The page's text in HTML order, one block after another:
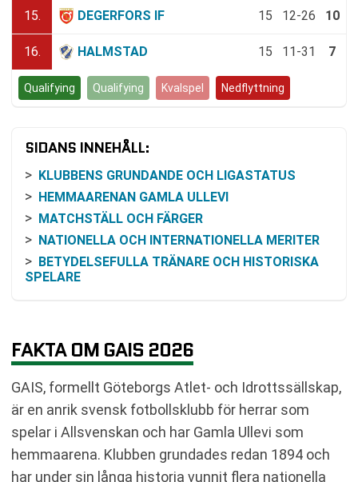
15. DEGERFORS IF 15 12-26 10
16. HALMSTAD 15 11-31 7
Qualifying Qualifying Kvalspel Nedflyttning
SIDANS INNEHÅLL:
KLUBBENS GRUNDANDE OCH LIGASTATUS
HEMMAARENAN GAMLA ULLEVI
MATCHSTÄLL OCH FÄRGER
NATIONELLA OCH INTERNATIONELLA MERITER
BETYDELSEFULLA TRÄNARE OCH HISTORISKA
SPELARE
FAKTA OM GAIS 2026
GAIS, formellt Göteborgs Atlet- och Idrottssällskap,
är en anrik svensk fotbollsklubb för herrar som
spelar i Allsvenskan och har Gamla Ullevi som
hemmaarena. Klubben grundades redan 1894 och
har under sin långa historia vunnit flera nationella